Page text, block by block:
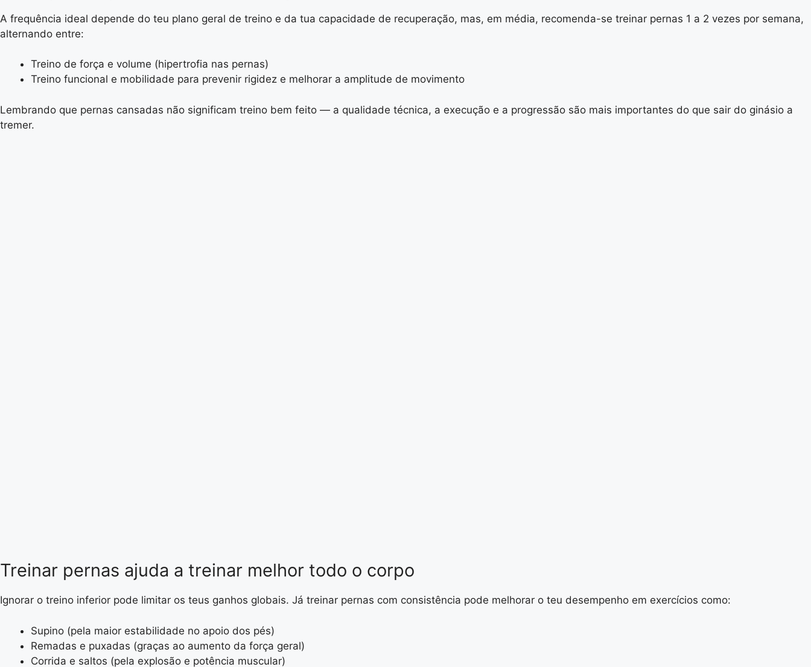
A frequência ideal depende do teu plano geral de treino e da tua capacidade de recuperação, mas, em média, recomenda-se treinar pernas 1 a 2 vezes por semana,
alternando entre:
Treino de força e volume (hipertrofia nas pernas)
Treino funcional e mobilidade para prevenir rigidez e melhorar a amplitude de movimento
Lembrando que pernas cansadas não significam treino bem feito — a qualidade técnica, a execução e a progressão são mais importantes do que sair do ginásio a
tremer.
Treinar pernas ajuda a treinar melhor todo o corpo
Ignorar o treino inferior pode limitar os teus ganhos globais. Já treinar pernas com consistência pode melhorar o teu desempenho em exercícios como:
Supino (pela maior estabilidade no apoio dos pés)
Remadas e puxadas (graças ao aumento da força geral)
Corrida e saltos (pela explosão e potência muscular)